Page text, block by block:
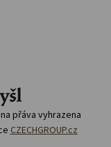
přáva vyhrazena
CZECHGROUP.cz